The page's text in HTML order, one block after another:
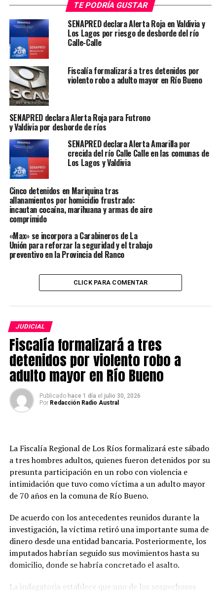
pequeñas cantidades, amenazas, infracción a la Ley de
Control de Armas y lesiones.
En el operativo fueron detenidos cuatro hombres y
cuatro mujeres, entre ellos un menor de edad. Según
informó la PDI, las víctimas identificaron a los
involucrados como presuntos autores de los hechos
investigados. Todos los arrestados son de nacionalidad
chilena y seis de ellos registran antecedentes policiales.
Durante los allanamientos, los detectives incautaron
una escopeta artesanal, dos pistolas de fogueo
modificadas para efectuar disparos, un cartucho calibre
12, 27 cartuchos de salva de 9 milímetros, cinco
teléfonos celulares, además de clorhidrato de cocaína,
cannabis sativa y dinero en efectivo.
Los ocho detenidos fueron puestos a disposición del
Juzgado de Garantía de Los Lagos, donde se realizó el
respectivo control de detención
Post Views: 27
Histórico operativo en Los Ríos permite incautar más de
media tonelada de marihuana y desarticular red de
NO TE PIERDAS
Incautan 49 armas artesanales y 41 celulares en
operativo de Gendarmería en cárcel de Valdivia
Redacción Radio Austral
TE PODRÍA GUSTAR
SENAPRED declara Alerta Roja en Valdivia y
Los Lagos por riesgo de desborde del río
Calle-Calle
Fiscalía formalizará a tres detenidos por
violento robo a adulto mayor en Río Bueno
SENAPRED declara Alerta Roja para Futrono
y Valdivia por desborde de ríos
SENAPRED declara Alerta Amarilla por
crecida del río Calle Calle en las comunas de
Los Lagos y Valdivia
Cinco detenidos en Mariquina tras
allanamientos por homicidio frustrado:
incautan cocaína, marihuana y armas de aire
comprimido
«Max» se incorpora a Carabineros de La
Unión para reforzar la seguridad y el trabajo
preventivo en la Provincia del Ranco
CLICK PARA COMENTAR
JUDICIAL
Fiscalía formalizará a tres
detenidos por violento robo a
adulto mayor en Río Bueno
Publicado hace 1 día el julio 30, 2026
Por Redacción Radio Austral
La Fiscalía Regional de Los Ríos formalizará este sábado
a tres hombres adultos, quienes fueron detenidos por su
presunta participación en un robo con violencia e
intimidación que tuvo como víctima a un adulto mayor
de 70 años en la comuna de Río Bueno.
De acuerdo con los antecedentes reunidos durante la
investigación, la víctima retiró una importante suma de
dinero desde una entidad bancaria. Posteriormente, los
imputados habrían seguido sus movimientos hasta su
domicilio, donde se habría concretado el asalto.
La indagatoria establece que uno de los sospechosos